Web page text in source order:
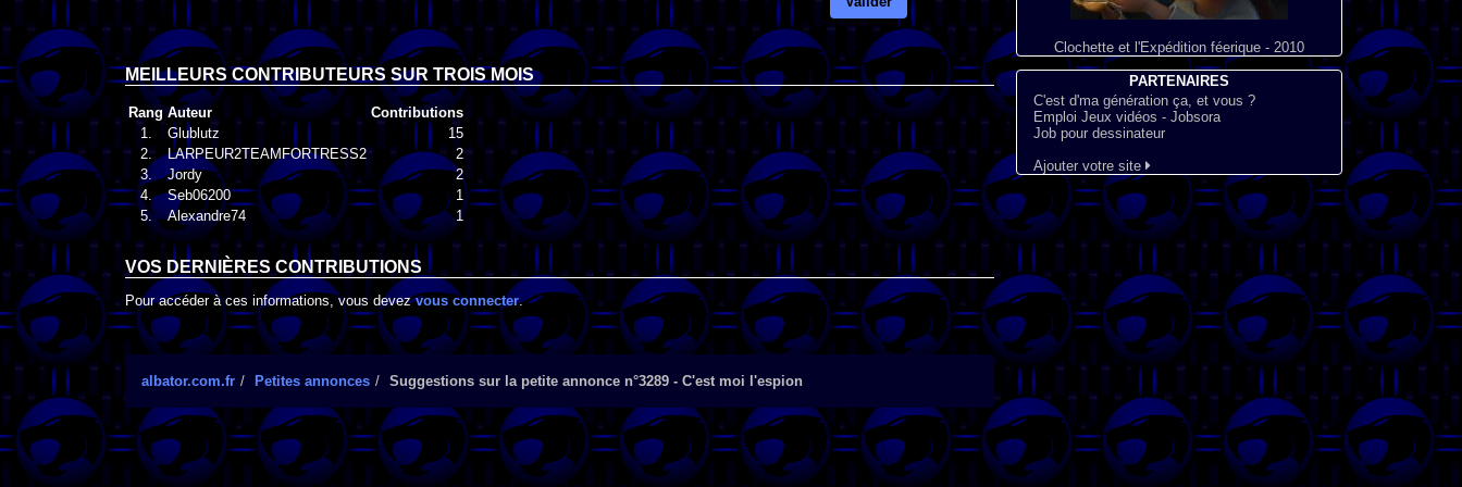
MEILLEURS CONTRIBUTEURS SUR TROIS MOIS
Rang Auteur
Contributions
1.
Glublutz
15
2.
LARPEUR2TEAMFORTRESS2
2
3.
Jordy
2
4.
Seb06200
1
5.
Alexandre74 1
VOS DERNIÈRES CONTRIBUTIONS
Pour accéder à ces informations, vous devezvous connecter.
albator.com.fr Petites annonces Suggestions sur la petite annonce n°3289 - C'est moi l'espion
Clochette et l'Expédition féerique - 2010
PARTENAIRES
C'est d'ma génération ça, et vous ?
Emploi Jeux vidéos - Jobsora
Job pour dessinateur
Ajouter votre site